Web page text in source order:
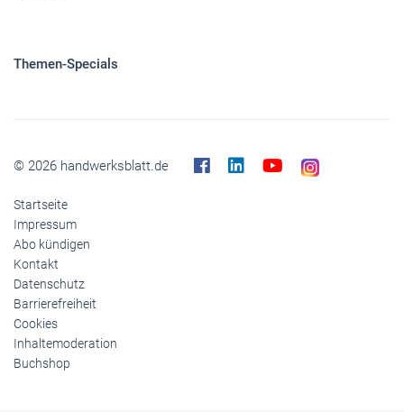
Themen-Specials
© 2026 handwerksblatt.de
Startseite
Impressum
Abo kündigen
Kontakt
Datenschutz
Barrierefreiheit
Cookies
Inhaltemoderation
Buchshop